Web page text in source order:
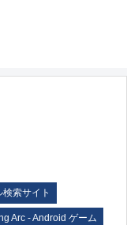
索サイト
Arc - Android ゲーム